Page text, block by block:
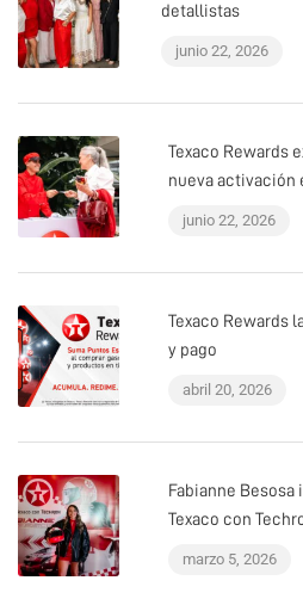
detallistas
junio 22, 2026
Texaco Rewards
nueva activación
junio 22, 2026
Texaco Rewards
y pago
abril 20, 2026
Fabianne
Texaco con
marzo 5, 2026